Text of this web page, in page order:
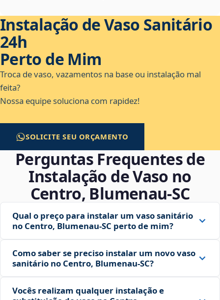
Instalação de Vaso Sanitário
24h
Perto de Mim
Troca de vaso, vazamentos na base ou instalação mal
feita?
Nossa equipe soluciona com rapidez!
SOLICITE SEU ORÇAMENTO
Perguntas Frequentes de
Instalação de Vaso no
Centro, Blumenau‑SC
Qual o preço para instalar um vaso sanitário
no Centro, Blumenau‑SC perto de mim?
Como saber se preciso instalar um novo vaso
sanitário no Centro, Blumenau‑SC?
Vocês realizam qualquer instalação e